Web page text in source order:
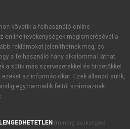
újdonságairól, akcióiról.
Kiadó Zrt. újdonságairól,
foglaltakat tudomásul
követik a felhasználó online
online tevékenységek megismerésével a
reklámokat jeleníthetnek meg, és
a felhasználó hány alkalommal láthat
a sütik más szervezetekkel és hirdetőkkel
az információkat. Ezek állandó sütik,
egy harmadik féltől származnak.
(mindig szükséges)